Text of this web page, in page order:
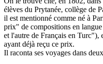
élèves du Prytanée, collège de
il est mentionné comme né à
prix" de compositions en
et l'autre de Français en
ayant déjà reçu ce prix.
Il raconta ses voyages dans